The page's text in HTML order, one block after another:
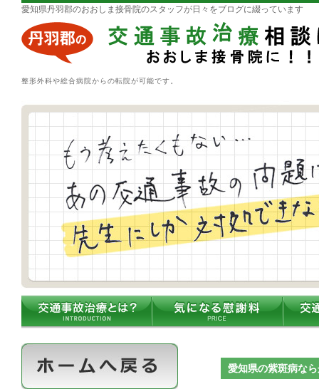
愛知県丹羽郡のおおしま接骨院のスタッフが日々をブログに綴っています
整形外科や総合病院からの転院が可能です。
愛知県の紫斑病な